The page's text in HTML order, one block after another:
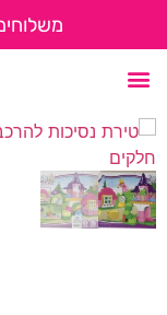
משלוחים